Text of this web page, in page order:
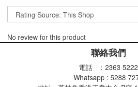
No review for this product
聯絡我們
電話 ：2363 5222
Whatsapp : 5288